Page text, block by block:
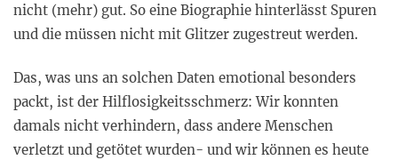
nicht (mehr) gut. So eine Biographie hinterlässt Spuren
und die müssen nicht mit Glitzer zugestreut werden.
Das, was uns an solchen Daten emotional besonders
packt, ist der Hilflosigkeitsschmerz: Wir konnten
damals nicht verhindern, dass andere Menschen
verletzt und getötet wurden- und wir können es heute